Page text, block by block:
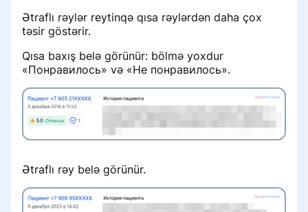
Удаление врача из списка клиники
Восстановление доступа в личный
кабинет клиники
Не работает онлайн-запись
Информация о клинике
Данные реальной практики
врачей
Ətraflı rəylər reytinqə qısa rəylərdən daha çox
təsir göstərir.
Qısa baxış belə görünür: bölmə yoxdur
«Понравилось» və «Не понравилось».
Ətraflı rəy belə görünür.